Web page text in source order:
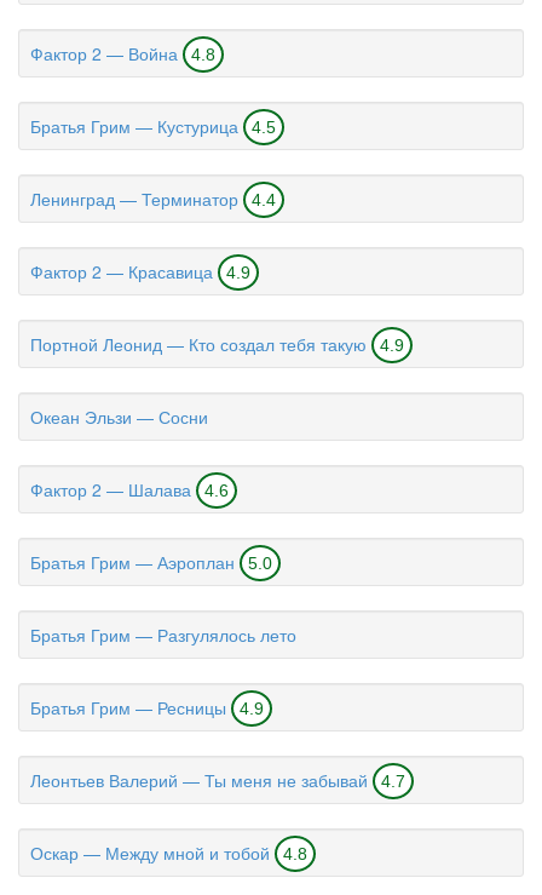
Фактор 2 — Война 4.8
Братья Грим — Кустурица 4.5
Ленинград — Терминатор 4.4
Фактор 2 — Красавица 4.9
Портной Леонид — Кто создал тебя такую 4.9
Океан Эльзи — Сосни
Фактор 2 — Шалава 4.6
Братья Грим — Аэроплан 5.0
Братья Грим — Разгулялось лето
Братья Грим — Ресницы 4.9
Леонтьев Валерий — Ты меня не забывай 4.7
Оскар — Между мной и тобой 4.8